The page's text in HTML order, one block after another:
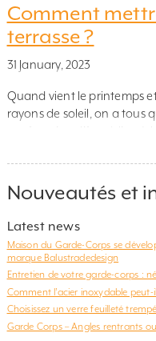
Comment
terrasse ?
31 January, 2023
Quand vient le printemps
rayons de soleil, on a tous
temps. Pour beaucoup,
profiter de son balcon ou de
sont les seuls endroits où
Nouveautés et
Latest news
Maison du Garde-Corps se
marque Balustradedesign
Entretien de votre garde-corps :
Comment l’acier inoxydable peut-
Choisissez un verre feuilleté trempé
Garde Corps – Angles rentrants